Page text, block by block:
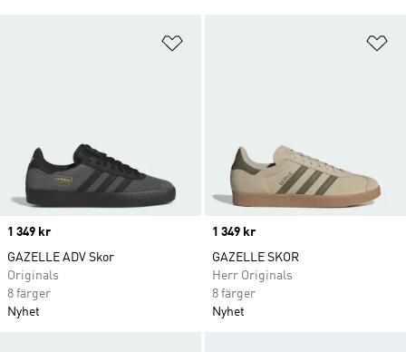
Price
1 349 kr
GAZELLE ADV Skor
Originals
8 färger
Nyhet
Price
1 349 kr
GAZELLE SKOR
Herr Originals
8 färger
Nyhet